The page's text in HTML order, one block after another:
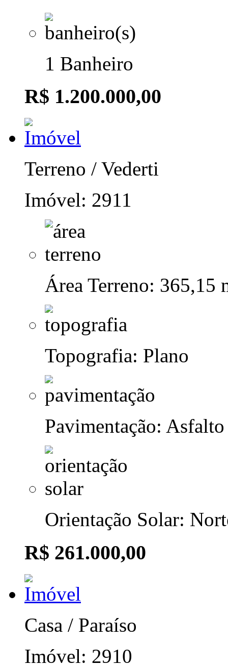
1 Banheiro
R$ 1.200.000,00
Terreno / Vederti
Imóvel: 2911
Área Terreno: 365,15
Topografia: Plano
Pavimentação: Asfalto
Orientação Solar:
R$ 261.000,00
Casa / Paraíso
Imóvel: 2910